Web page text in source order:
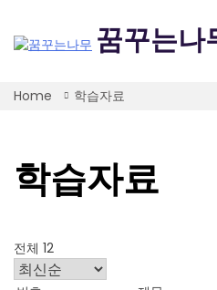
content
꿈꾸는나
Home 학습자료
학습자료
전체 12